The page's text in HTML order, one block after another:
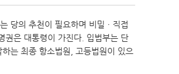
당의 추천이 필요하며 비밀ㆍ직접
권은 대통령이 가진다. 입법부는 단
는 최종 항소법원, 고등법원이 있으